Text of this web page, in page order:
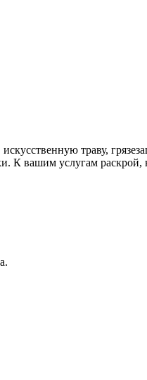
траву,
вашим услугам раскрой,